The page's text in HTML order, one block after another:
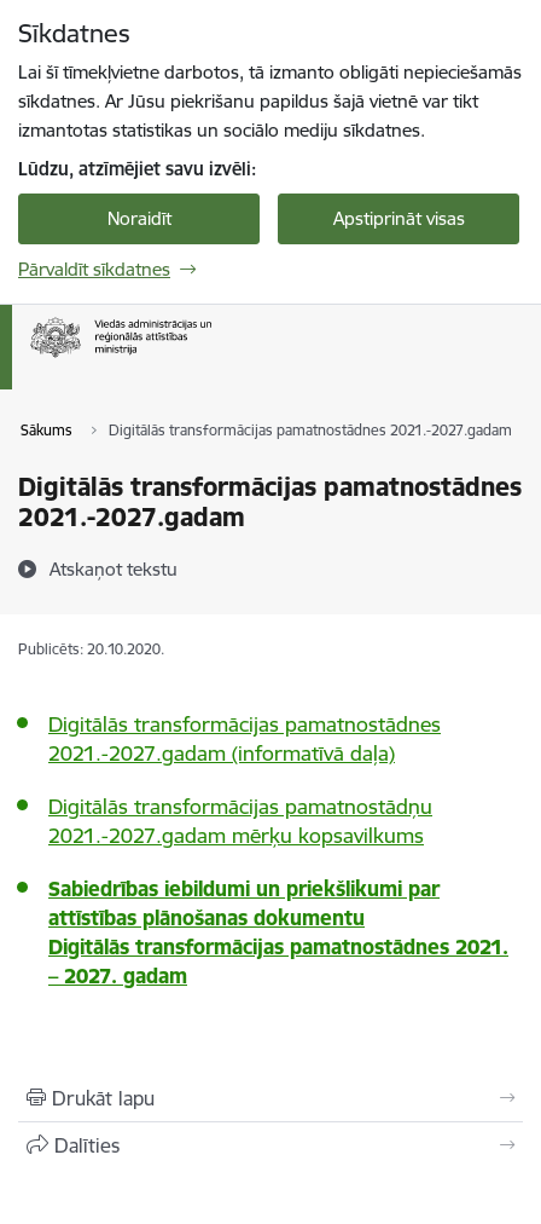
Sīkdatnes
Lai šī tīmekļvietne darbotos, tā izmanto obligāti nepieciešamās
sīkdatnes. Ar Jūsu piekrišanu papildus šajā vietnē var tikt
izmantotas statistikas un sociālo mediju sīkdatnes.
Lūdzu, atzīmējiet savu izvēli:
Noraidīt Apstiprināt visas
Pārvaldīt sīkdatnes
Sākums Digitālās transformācijas pamatnostādnes 2021.-2027.gadam
Digitālās transformācijas pamatnostādnes
2021.-2027.gadam
Atskaņot tekstu
Publicēts: 20.10.2020.
Digitālās transformācijas pamatnostādnes
2021.-2027.gadam (informatīvā daļa)
Digitālās transformācijas pamatnostādņu
2021.-2027.gadam mērķu kopsavilkums
Sabiedrības iebildumi un priekšlikumi par
attīstības plānošanas dokumentu
Digitālās transformācijas pamatnostādnes 2021.
– 2027. gadam
Drukāt lapu
Dalīties